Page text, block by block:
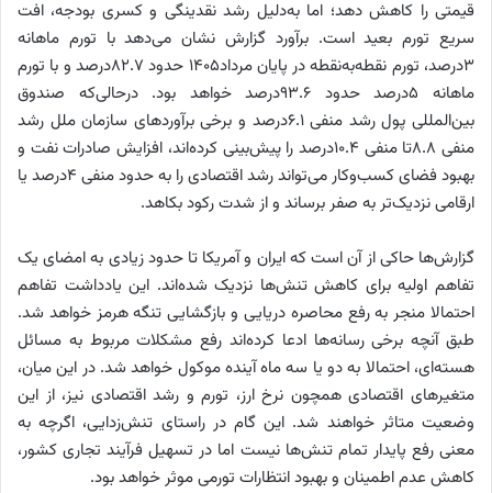
قیمتی را کاهش دهد؛ اما به‌دلیل رشد نقدینگی و کسری بودجه، افت
سریع تورم بعید است. برآورد گزارش نشان می‌دهد با تورم ماهانه
۳درصد، تورم نقطه‌به‌نقطه در پایان مرداد۱۴۰۵ حدود ۸۲.۷درصد و با تورم
ماهانه ۵درصد حدود ۹۳.۶درصد خواهد بود. درحالی‌که صندوق
بین‌المللی پول رشد منفی ۶.۱درصد و برخی برآوردهای سازمان ملل رشد
منفی ۸.۸تا منفی ۱۰.۴درصد را پیش‌بینی کرده‌اند، افزایش صادرات نفت و
بهبود فضای کسب‌وکار می‌تواند رشد اقتصادی را به حدود منفی ۴درصد یا
ارقامی نزدیک‌تر به صفر برساند و از شدت رکود بکاهد.
گزارش‌ها حاکی از آن است که ایران و آمریکا تا حدود زیادی به امضای یک
تفاهم اولیه برای کاهش تنش‌ها نزدیک شده‌اند. این یادداشت تفاهم
احتمالا منجر به رفع محاصره دریایی و بازگشایی تنگه هرمز خواهد شد.
طبق آنچه برخی رسانه‌ها ادعا کرده‌اند رفع مشکلات مربوط به مسائل
هسته‌ای، احتمالا به دو یا سه ماه آینده موکول خواهد شد. در این میان،
متغیرهای اقتصادی همچون نرخ ارز، تورم و رشد اقتصادی نیز، از این
وضعیت متاثر خواهند شد. این گام در راستای تنش‌زدایی، اگرچه به
معنی رفع پایدار تمام تنش‌ها نیست اما در تسهیل فرآیند تجاری کشور،
کاهش عدم اطمینان و بهبود انتظارات تورمی موثر خواهد بود.